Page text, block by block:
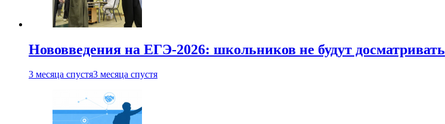
Нововведения на ЕГЭ-2026: школьников не будут досматривать
3 месяца спустя3 месяца спустя